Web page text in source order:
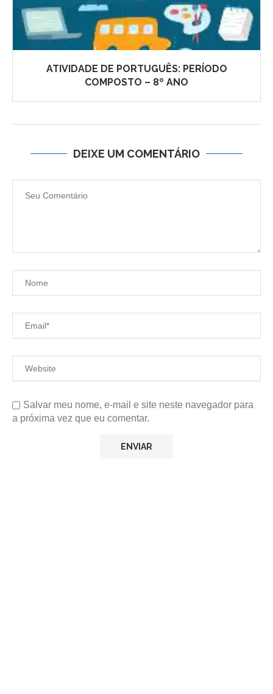
ATIVIDADE DE PORTUGUÊS: PERÍODO
COMPOSTO – 8º ANO
DEIXE UM COMENTÁRIO
Salvar meu nome, e-mail e site neste navegador para
a próxima vez que eu comentar.